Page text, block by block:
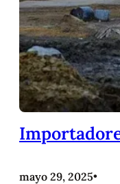
mayo 29, 2025•